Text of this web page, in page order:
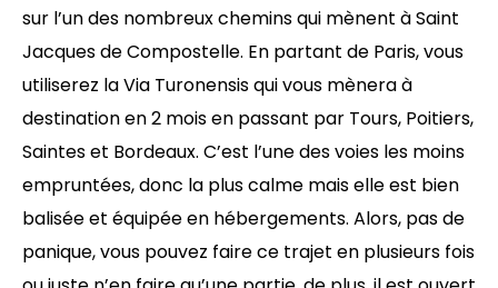
sur l’un des nombreux chemins qui mènent à Saint
Jacques de Compostelle. En partant de Paris, vous
utiliserez la Via Turonensis qui vous mènera à
destination en 2 mois en passant par Tours, Poitiers,
Saintes et Bordeaux. C’est l’une des voies les moins
empruntées, donc la plus calme mais elle est bien
balisée et équipée en hébergements. Alors, pas de
panique, vous pouvez faire ce trajet en plusieurs fois